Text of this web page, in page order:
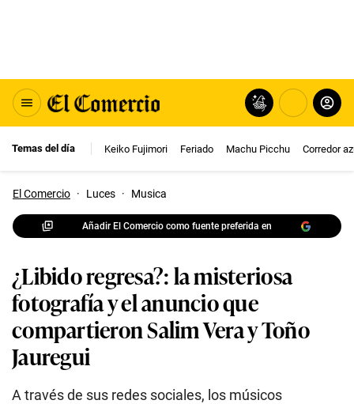
Temas del día Keiko Fujimori Feriado Machu Picchu Corredor
El Comercio · Luces · Musica
Añadir El Comercio como fuente preferida en
¿Libido regresa?: la misteriosa
fotografía y el anuncio que
compartieron Salim Vera y Toño
Jauregui
A través de sus redes sociales, los músicos